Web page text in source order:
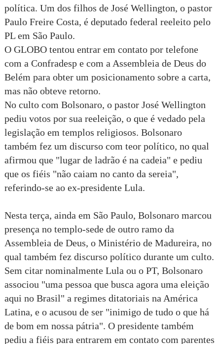
política. Um dos filhos de José Wellington, o pastor
Paulo Freire Costa, é deputado federal reeleito pelo
PL em São Paulo.
O GLOBO tentou entrar em contato por telefone
com a Confradesp e com a Assembleia de Deus do
Belém para obter um posicionamento sobre a carta,
mas não obteve retorno.
No culto com Bolsonaro, o pastor José Wellington
pediu votos por sua reeleição, o que é vedado pela
legislação em templos religiosos. Bolsonaro
também fez um discurso com teor político, no qual
afirmou que "lugar de ladrão é na cadeia" e pediu
que os fiéis "não caiam no canto da sereia",
referindo-se ao ex-presidente Lula.
Nesta terça, ainda em São Paulo, Bolsonaro marcou
presença no templo-sede de outro ramo da
Assembleia de Deus, o Ministério de Madureira, no
qual também fez discurso político durante um culto.
Sem citar nominalmente Lula ou o PT, Bolsonaro
associou "uma pessoa que busca agora uma eleição
aqui no Brasil" a regimes ditatoriais na América
Latina, e o acusou de ser "inimigo de tudo o que há
de bom em nossa pátria". O presidente também
pediu a fiéis para entrarem em contato com parentes